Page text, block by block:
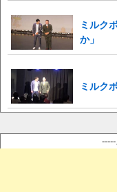
ミルク
か」
ミルク